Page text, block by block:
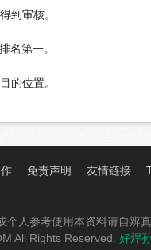
到审核。
名第一。
的位置。
免责声明 友情链接
人参考使用本资料请自辨
All Rights Reserved. 好焊